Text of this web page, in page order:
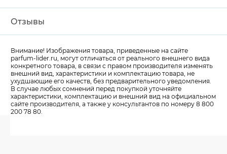
Отзывы
Внимание! Изображения товара, приведенные на сайте
parfum-lider.ru, могут отличаться от реального внешнего вида
конкретного товара, в связи с правом производителя изменять
внешний вид, характеристики и комплектацию товара, не
ухудшающие его качеств, без предварительного уведомления.
В случае любых сомнений перед покупкой уточняйте
характеристики, комплектацию и внешний вид на официальном
сайте производителя, а также у консультантов по номеру 8 800
200 78 80.